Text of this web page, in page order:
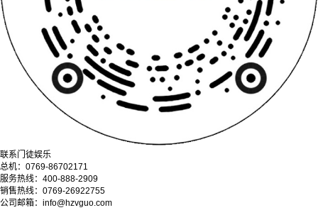
联系门徒娱乐
总机：0769-86702171
服务热线：400-888-2909
销售热线：0769-26922755
公司邮箱：info@hzvguo.com